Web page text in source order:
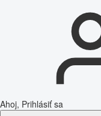
Ahoj, Prihlásiť sa